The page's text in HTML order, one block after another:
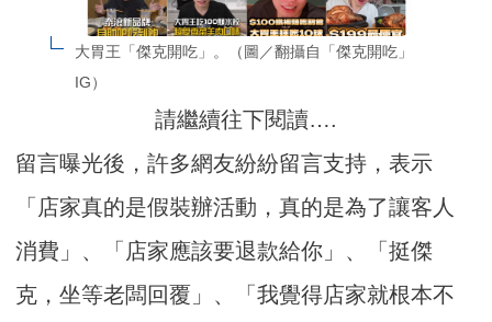
大胃王「傑克開吃」。（圖／翻攝自「傑克開吃」
IG）
請繼續往下閱讀….
留言曝光後，許多網友紛紛留言支持，表示
「店家真的是假裝辦活動，真的是為了讓客人
消費」、「店家應該要退款給你」、「挺傑
克，坐等老闆回覆」、「我覺得店家就根本不